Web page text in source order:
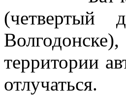
территории
отлучаться.